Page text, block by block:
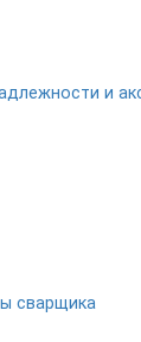
и
сварщика